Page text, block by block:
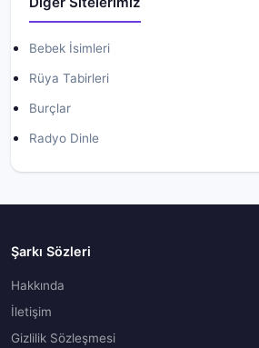
Bebek İsimleri
Rüya Tabirleri
Burçlar
Radyo Dinle
Şarkı Sözleri
Hakkında
İletişim
Gizlilik Sözleşmesi